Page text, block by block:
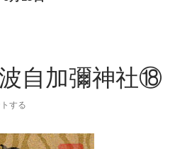
自加彌神社⑱
する